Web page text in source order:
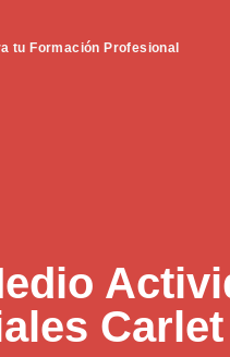
tu Formación Profesional
Carlet